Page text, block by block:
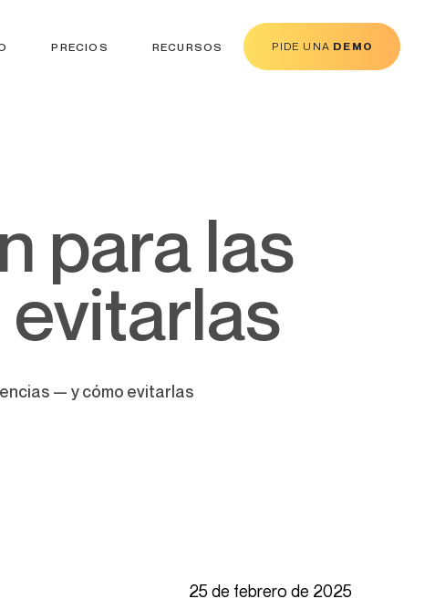
PRECIOS RECURSOS PIDE UNA DEMO
— y cómo evitarlas
25 de febrero de 2025